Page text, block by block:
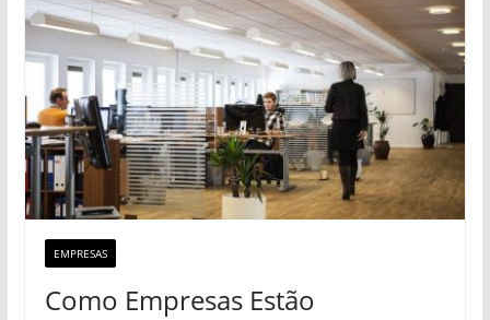
EMPRESAS
Como Empresas Estão